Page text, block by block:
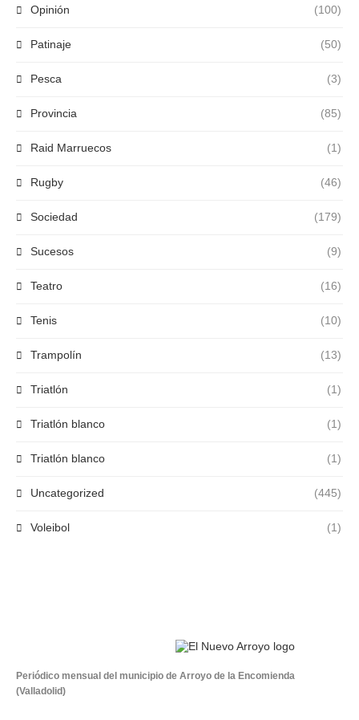
Opinión (100)
Patinaje (50)
Pesca (3)
Provincia (85)
Raid Marruecos (1)
Rugby (46)
Sociedad (179)
Sucesos (9)
Teatro (16)
Tenis (10)
Trampolín (13)
Triatlón (1)
Triatlón blanco (1)
Triatlón blanco (1)
Uncategorized (445)
Voleibol (1)
Periódico mensual del municipio de Arroyo de la Encomienda
(Valladolid)